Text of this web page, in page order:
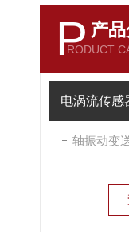
P 产
RODUCT
电涡流传感
轴振动变